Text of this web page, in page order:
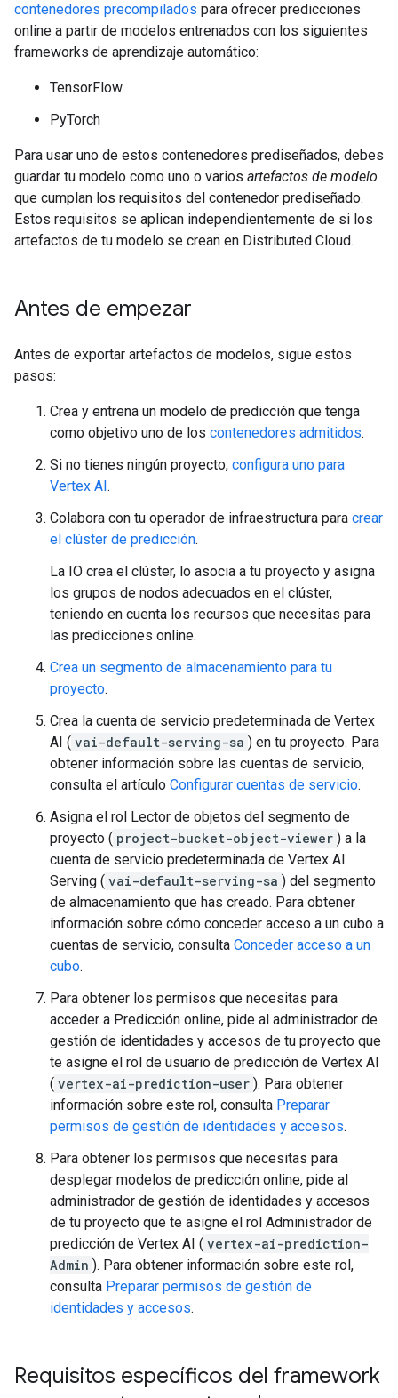
contenedores precompilados para ofrecer predicciones
online a partir de modelos entrenados con los siguientes
frameworks de aprendizaje automático:
TensorFlow
PyTorch
Para usar uno de estos contenedores prediseñados, debes
guardar tu modelo como uno o varios artefactos de modelo
que cumplan los requisitos del contenedor prediseñado.
Estos requisitos se aplican independientemente de si los
artefactos de tu modelo se crean en Distributed Cloud.
Antes de empezar
Antes de exportar artefactos de modelos, sigue estos
pasos:
Crea y entrena un modelo de predicción que tenga
como objetivo uno de los contenedores admitidos.
Si no tienes ningún proyecto, configura uno para
Vertex AI.
Colabora con tu operador de infraestructura para crear
el clúster de predicción.
La IO crea el clúster, lo asocia a tu proyecto y asigna
los grupos de nodos adecuados en el clúster,
teniendo en cuenta los recursos que necesitas para
las predicciones online.
Crea un segmento de almacenamiento para tu
proyecto.
Crea la cuenta de servicio predeterminada de Vertex
AI ( vai-default-serving-sa ) en tu proyecto. Para
obtener información sobre las cuentas de servicio,
consulta el artículo Configurar cuentas de servicio.
Asigna el rol Lector de objetos del segmento de
proyecto ( project-bucket-object-viewer ) a la
cuenta de servicio predeterminada de Vertex AI
Serving ( vai-default-serving-sa ) del segmento
de almacenamiento que has creado. Para obtener
información sobre cómo conceder acceso a un cubo a
cuentas de servicio, consulta Conceder acceso a un
cubo.
Para obtener los permisos que necesitas para
acceder a Predicción online, pide al administrador de
gestión de identidades y accesos de tu proyecto que
te asigne el rol de usuario de predicción de Vertex AI
( vertex-ai-prediction-user ). Para obtener
información sobre este rol, consulta Preparar
permisos de gestión de identidades y accesos.
Para obtener los permisos que necesitas para
desplegar modelos de predicción online, pide al
administrador de gestión de identidades y accesos
de tu proyecto que te asigne el rol Administrador de
predicción de Vertex AI ( vertex-ai-prediction-
Admin ). Para obtener información sobre este rol,
consulta Preparar permisos de gestión de
identidades y accesos.
Requisitos específicos del framework